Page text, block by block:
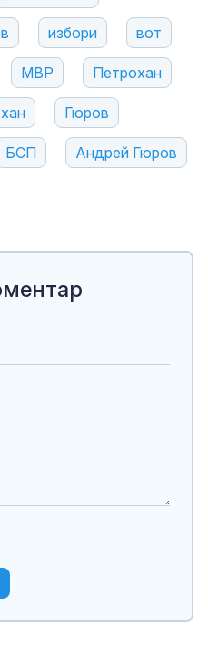
избори вот
МВР Петрохан
Гюров
БСП Андрей Гюров